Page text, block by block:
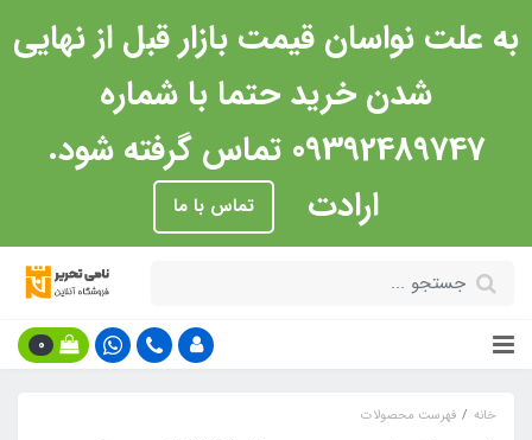
به علت نواسان قیمت بازار قبل از نهایی
شدن خرید حتما با شماره
09392489747 تماس گرفته شود.
ارادت
تماس با ما
0
خانه
فهرست محصولات